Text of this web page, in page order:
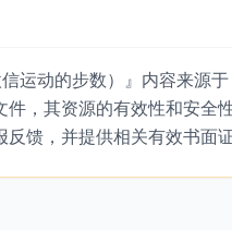
运动的步数）』内容来源于
，其资源的有效性和安
馈，并提供相关有效书面